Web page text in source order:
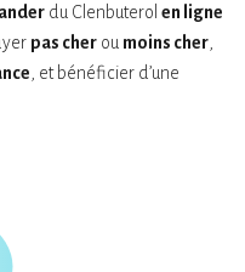
du Clenbuterol en ligne
pas cher ou moins cher
, et bénéficier d’une